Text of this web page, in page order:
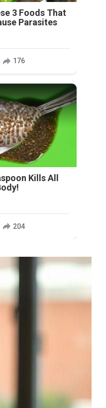
3 Foods That
Parasites
176
Kills All
204